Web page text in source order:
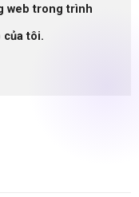
web trong trình
của tôi.